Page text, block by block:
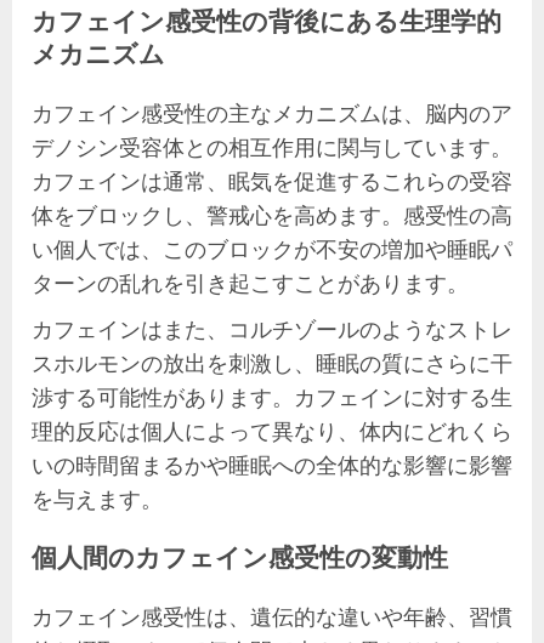
カフェイン感受性の背後にある生理学的
メカニズム
カフェイン感受性の主なメカニズムは、脳内のア
デノシン受容体との相互作用に関与しています。
カフェインは通常、眠気を促進するこれらの受容
体をブロックし、警戒心を高めます。感受性の高
い個人では、このブロックが不安の増加や睡眠パ
ターンの乱れを引き起こすことがあります。
カフェインはまた、コルチゾールのようなストレ
スホルモンの放出を刺激し、睡眠の質にさらに干
渉する可能性があります。カフェインに対する生
理的反応は個人によって異なり、体内にどれくら
いの時間留まるかや睡眠への全体的な影響に影響
を与えます。
個人間のカフェイン感受性の変動性
カフェイン感受性は、遺伝的な違いや年齢、習慣